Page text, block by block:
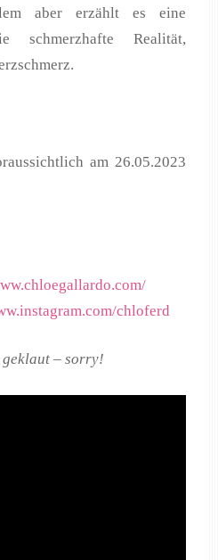
aber erzählt es eine
schmerzhafte Realität,
am 26.05.2023
chloferd
– sorry!